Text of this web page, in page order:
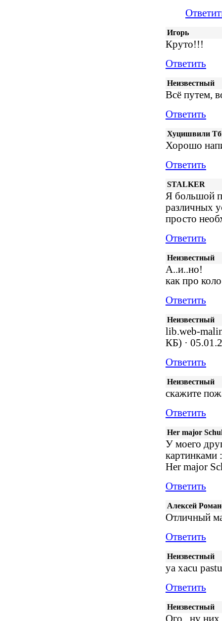
Игорь
Круто!!!
Ответить
Неизвестный
Всё путем,
Ответить
Хуцишвили
Хорошо
Ответить
STALKER
Я большой
различных
просто
Ответить
Неизвестный
А..и..но!
как про
Ответить
Неизвестный
lib.web-
КБ) ·
Ответить
Неизвестный
скажите
Ответить
Her major
У моего
картинками
Her major
Ответить
Алексей
Отличный
Ответить
Неизвестный
ya xacu
Ответить
Неизвестный
Ого.. ну